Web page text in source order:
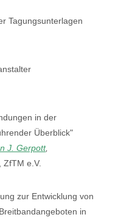
Tagungsunterlagen
in der
Überblick"
J. Gerpott,
ZfTM e.V.
zur Entwicklung von
in